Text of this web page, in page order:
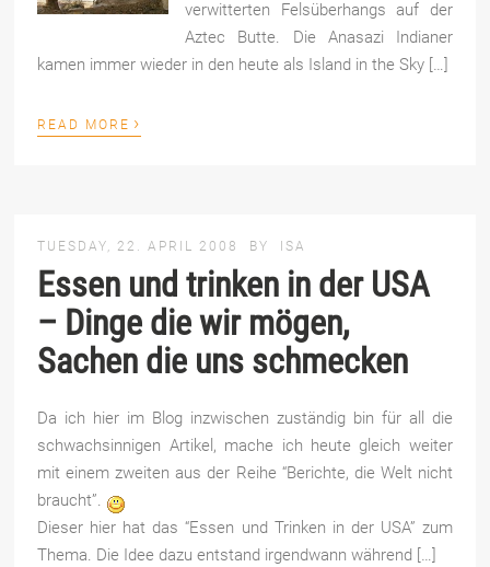
verwitterten Felsüberhangs auf der
Aztec Butte. Die Anasazi Indianer
kamen immer wieder in den heute als Island in the Sky […]
READ MORE ›
TUESDAY, 22. APRIL 2008 BY ISA
Essen und trinken in der USA
– Dinge die wir mögen,
Sachen die uns schmecken
Da ich hier im Blog inzwischen zuständig bin für all die
schwachsinnigen Artikel, mache ich heute gleich weiter
mit einem zweiten aus der Reihe “Berichte, die Welt nicht
braucht”.
Dieser hier hat das “Essen und Trinken in der USA” zum
Thema. Die Idee dazu entstand irgendwann während […]